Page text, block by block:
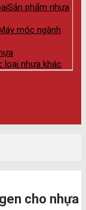
Sản phẩm nhựa
móc ngành
loại nhựa khác
cho nhựa